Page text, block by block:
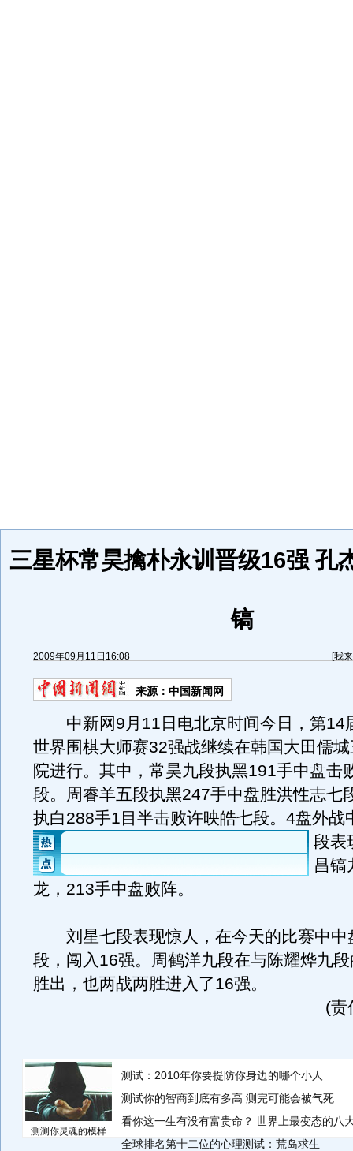
三星杯常昊擒朴永训晋级16强 孔
镐
2009年09月11日16:08 [我
来源： 中国新闻网
中新网9月11日电北京时间今日，第14
世界围棋大师赛32强战继续在韩国大田儒
院进行。其中，常昊九段执黑191手中盘击
段。周睿羊五段执黑247手中盘胜洪性志七
执白288手1目半击败许映皓七段。 4盘外战
段表
昌镐
龙，213手中盘败阵。
刘星七段表现惊人，在今天的比赛中中
段，闯入16强。周鹤洋九段在与陈耀烨九
胜出，也两战两胜进入了16强。
(责
测测你灵魂的模样
测试：2010年你要提防你身边的哪个小人
测试你的智商到底有多高 测完可能会被气死
看你这一生有没有富贵命？ 世界上最变态的八
全球排名第十二位的心理测试：荒岛求生